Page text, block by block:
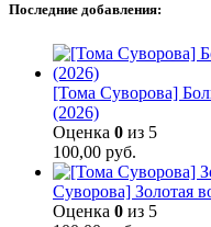
Последние добавления:
[Тома Суворова]
(2026)
Оценка 0 из 5
100,00 руб.
Суворова] Золотая
Оценка 0 из 5